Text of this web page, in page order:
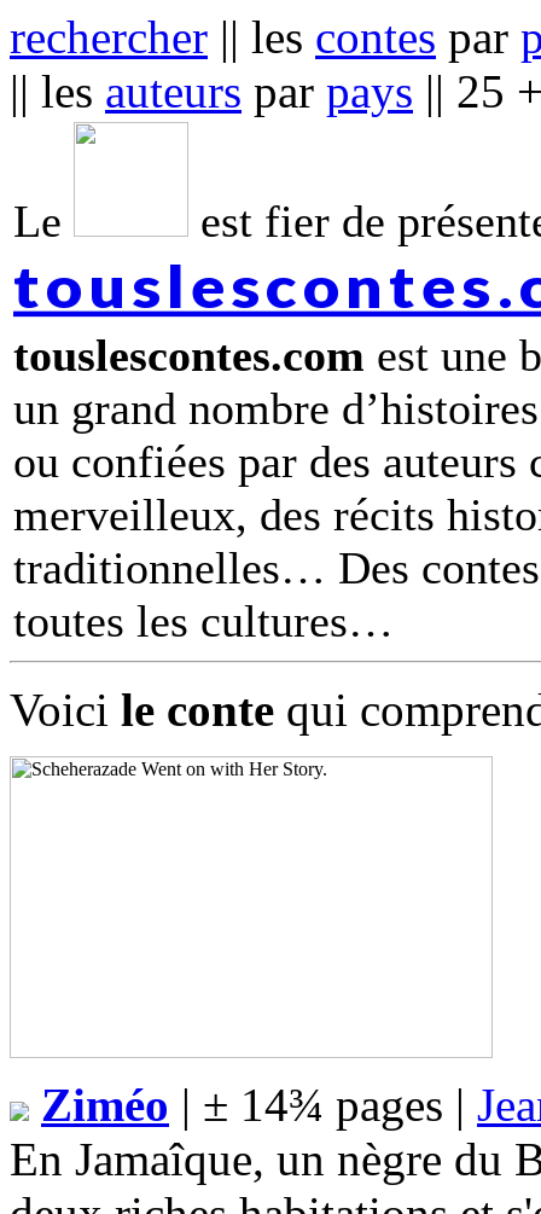
rechercher || les contes par
|| les auteurs par pays || 25
Le est fier de
touslescontes.com est une
un grand nombre
ou confiées par des
merveilleux, des récits
traditionnelles… Des
toutes les cultures
Voici le conte qui
Ziméo | ± 14¾ pages |
En Jamaîque, un nègre du